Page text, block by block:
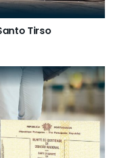
Tirso